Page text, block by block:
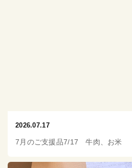
2026.07.17
7月のご支援品7/17 牛肉、お米